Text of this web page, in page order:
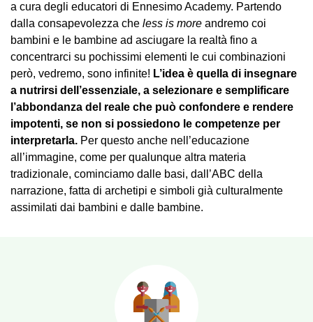
a cura degli educatori di Ennesimo Academy. Partendo
dalla consapevolezza che less is more andremo coi
bambini e le bambine ad asciugare la realtà fino a
concentrarci su pochissimi elementi le cui combinazioni
però, vedremo, sono infinite! L’idea è quella di insegnare
a nutrirsi dell’essenziale, a selezionare e semplificare
l’abbondanza del reale che può confondere e rendere
impotenti, se non si possiedono le competenze per
interpretarla. Per questo anche nell’educazione
all’immagine, come per qualunque altra materia
tradizionale, cominciamo dalle basi, dall’ABC della
narrazione, fatta di archetipi e simboli già culturalmente
assimilati dai bambini e dalle bambine.